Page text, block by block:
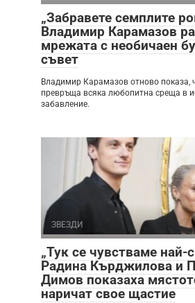
„Забравете семплите
Владимир Карамазов
мрежата с необичаен
съвет
Владимир Карамазов отново показа,
превръща всяка любопитна среща в
забавление.
ЗВЕЗДИ
„Тук се чувстваме най-
Радина Кърджилова и
Димов показаха
наричат свое щастие